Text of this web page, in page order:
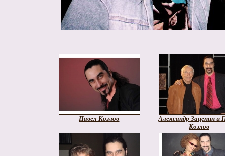
Павел Козлов
Александр Зацепин и
Козлов